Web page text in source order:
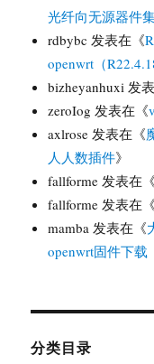
光纤向无源器件
rdbybc 发表在《
openwrt（
bizheyanhuxi 发
zeroIog 发表在《
axlrose 发表在《
人人数插件》
fallforme 发表在
fallforme 发表在
mamba 发表在《
openwrt固件下载
分类目录